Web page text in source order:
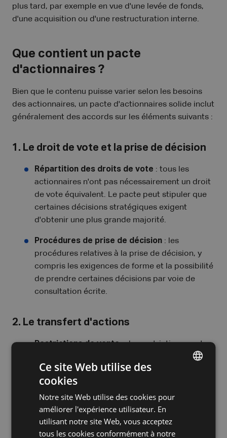
plus tard, par exemple en vue d'une levée de fonds,
d'une acquisition ou d'une restructuration interne.
Que contient un pacte
d'actionnaires ?
Bien que le contenu puisse varier selon les besoins
des actionnaires, un pacte d'actionnaires solide inclut
généralement des accords sur les éléments suivants :
1. Le droit de vote et la prise de décision
Répartition des droits de vote : tous les
actionnaires n'ont pas nécessairement un droit
de vote équivalent. Le pacte peut stipuler que
certaines décisions stratégiques exigent
d'obtenir une plus grande majorité.
Procédures de prise de décision : les
procédures relatives à la prise de décision, y
compris les exigences de forme et la possibilité
de prendre certaines décisions par voie de
consultation écrite.
2. Le transfert d'actions
Restrictions de vente: des restrictions sont
souvent imposées au transfert d'actions pour
éviter qu'une partie externe n'accède
soudainement à une position influente.
: les actionnaires actuels
ont la possibilité d'acquérir en premier des
actions avant que celles-ci ne soient proposées
FRENCH
Ce site Web utilise des
cookies
Notre site Web utilise des cookies pour
améliorer l'expérience utilisateur. En
utilisant notre site Web, vous acceptez
tous les cookies conformément à notre